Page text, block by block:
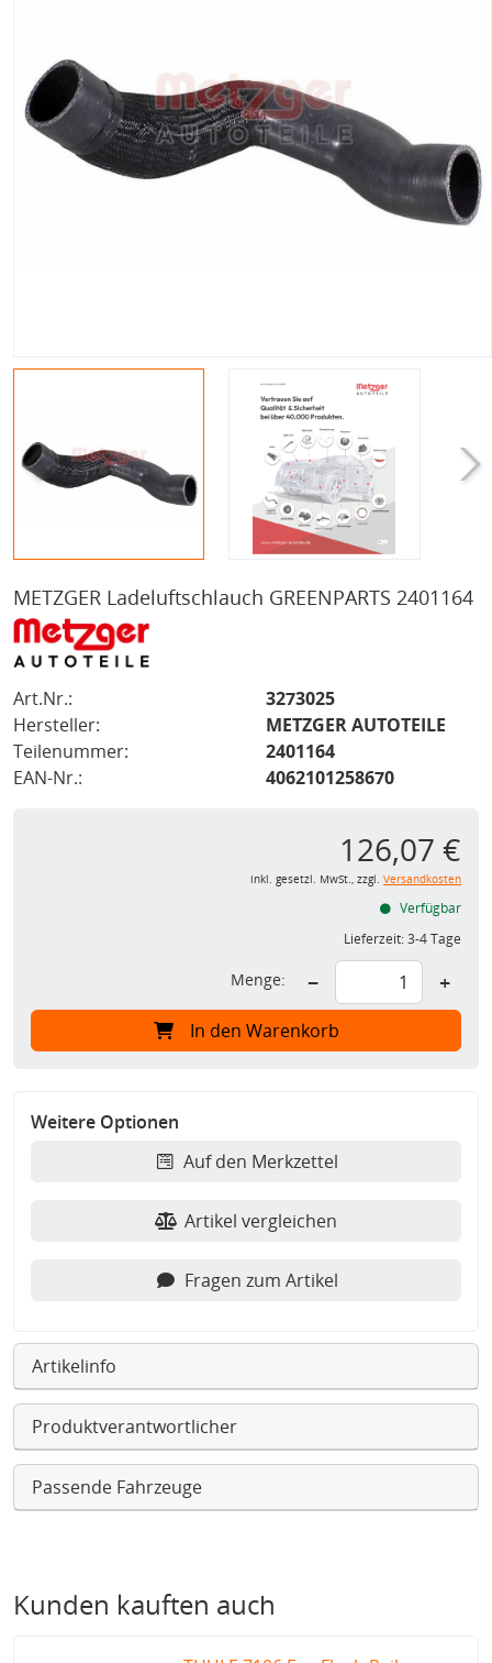
METZGER Ladeluftschlauch GREENPARTS 2401164
Art.Nr.:
3273025
Hersteller:
METZGER AUTOTEILE
Teilenummer:
2401164
EAN-Nr.:
4062101258670
126,07 €
inkl. gesetzl. MwSt., zzgl. Versandkosten
Verfügbar
Lieferzeit:3-4 Tage
Menge: − +
In den Warenkorb
Weitere Optionen
Auf den Merkzettel
Artikel vergleichen
Fragen zum Artikel
Artikelinfo
Produktverantwortlicher
Passende Fahrzeuge
Kunden kauften auch